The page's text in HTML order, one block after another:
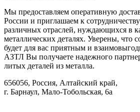
Мы предоставляем оперативную
России и приглашаем к
различных отраслей, нуждающихся в
металлических деталях. Уверены, что
будет для вас приятным и
АЗТЛ Вы получаете надежного
литых деталей из металла.
656056, Россия, Алтайский край,
г. Барнаул, Мало-Тобольская, 6а